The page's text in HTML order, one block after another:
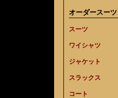
オーダースーツ
スーツ
ワイシャツ
ジャケット
スラックス
コート